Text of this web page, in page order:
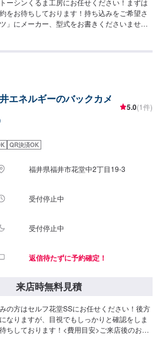
ーシンくるま工房にお任せください！まずは
をお待ちしております！持ち込みをご希望さ
」にメーカー、型式をお書きくださいませ。
エネルギーのバックカメ
5.0(1件)
QR決済OK
福井県福井市花堂中2丁目19-3
受付停止中
受付停止中
返信待たずに予約確定！
来店時無料見積
の方はセルフ花堂SSにお任せください！後方
なりますが、目視でもしっかりと確認をしま
ちしております！<費用目安>ご来店後のお見